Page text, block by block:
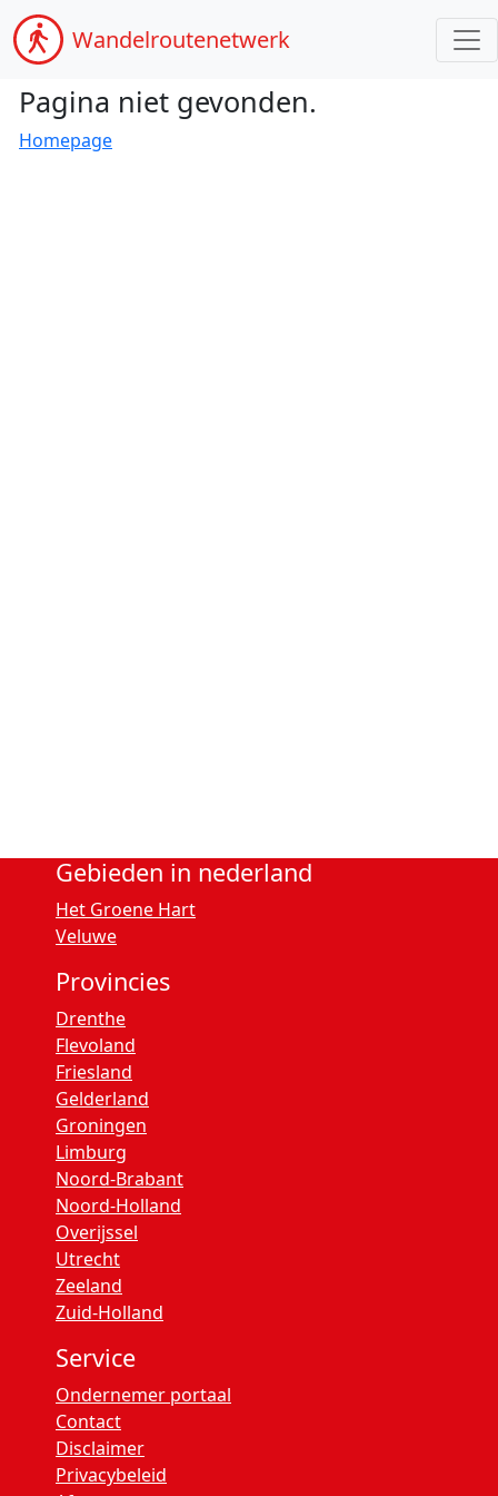
Wandelroutenetwerk
Pagina niet gevonden.
Homepage
Gebieden in nederland
Het Groene Hart
Veluwe
Provincies
Drenthe
Flevoland
Friesland
Gelderland
Groningen
Limburg
Noord-Brabant
Noord-Holland
Overijssel
Utrecht
Zeeland
Zuid-Holland
Service
Ondernemer portaal
Contact
Disclaimer
Privacybeleid